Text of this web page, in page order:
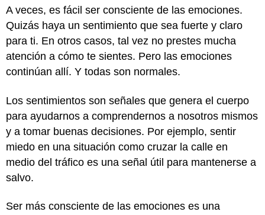
A veces, es fácil ser consciente de las emociones.
Quizás haya un sentimiento que sea fuerte y claro
para ti. En otros casos, tal vez no prestes mucha
atención a cómo te sientes. Pero las emociones
continúan allí. Y todas son normales.
Los sentimientos son señales que genera el cuerpo
para ayudarnos a comprendernos a nosotros mismos
y a tomar buenas decisiones. Por ejemplo, sentir
miedo en una situación como cruzar la calle en
medio del tráfico es una señal útil para mantenerse a
salvo.
Ser más consciente de las emociones es una